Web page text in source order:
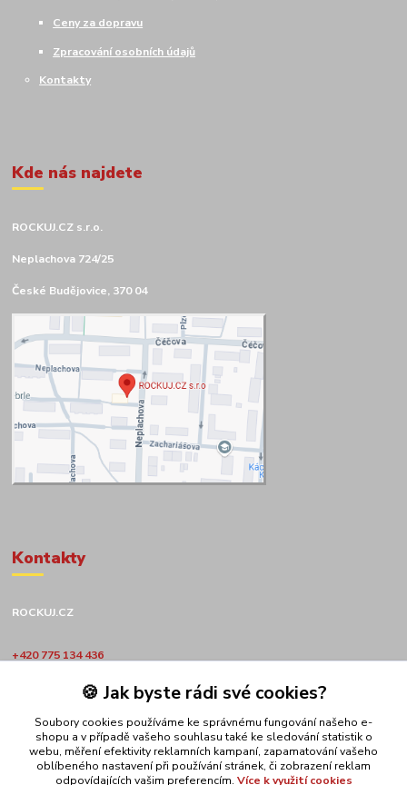
Ceny za dopravu
Zpracování osobních údajů
Kontakty
Kde nás najdete
ROCKUJ.CZ s.r.o.
Neplachova 724/25
České Budějovice, 370 04
Kontakty
ROCKUJ.CZ
+420 775 134 436
obchod@rockuj.cz🍪 Jak byste rádi své cookies?
Soubory cookies používáme ke správnému fungování našeho e-
shopu a v případě vašeho souhlasu také ke sledování statistik o
webu, měření efektivity reklamních kampaní, zapamatování vašeho
oblíbeného nastavení při používání stránek, či zobrazení reklam
odpovídajících vašim preferencím. Více k využití cookies